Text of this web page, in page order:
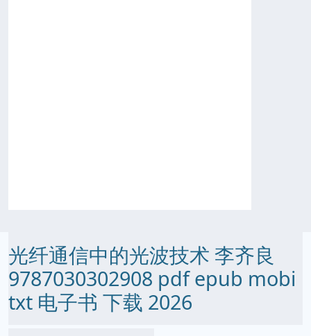
光纤通信中的光波技术 李齐良
9787030302908 pdf epub mobi
txt 电子书 下载 2026